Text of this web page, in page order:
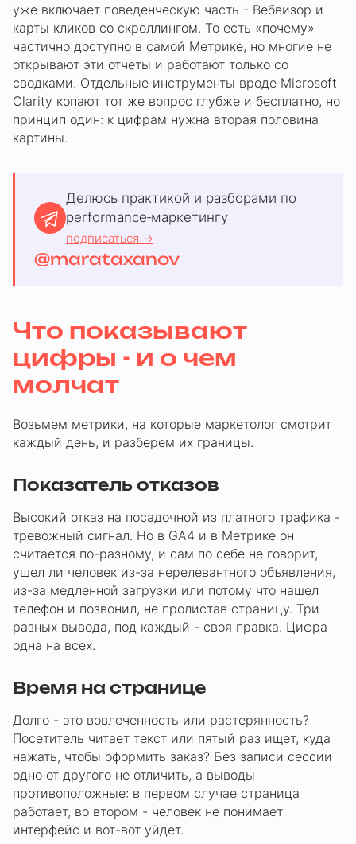
уже включает поведенческую часть - Вебвизор и
карты кликов со скроллингом. То есть «почему»
частично доступно в самой Метрике, но многие не
открывают эти отчеты и работают только со
сводками. Отдельные инструменты вроде Microsoft
Clarity копают тот же вопрос глубже и бесплатно, но
принцип один: к цифрам нужна вторая половина
картины.
Делюсь практикой и разборами по
performance‑маркетингу
подписаться →
@marataxanov
Что показывают
цифры - и о чем
молчат
Возьмем метрики, на которые маркетолог смотрит
каждый день, и разберем их границы.
Показатель отказов
Высокий отказ на посадочной из платного трафика -
тревожный сигнал. Но в GA4 и в Метрике он
считается по-разному, и сам по себе не говорит,
ушел ли человек из-за нерелевантного объявления,
из-за медленной загрузки или потому что нашел
телефон и позвонил, не пролистав страницу. Три
разных вывода, под каждый - своя правка. Цифра
одна на всех.
Время на странице
Долго - это вовлеченность или растерянность?
Посетитель читает текст или пятый раз ищет, куда
нажать, чтобы оформить заказ? Без записи сессии
одно от другого не отличить, а выводы
противоположные: в первом случае страница
работает, во втором - человек не понимает
интерфейс и вот-вот уйдет.